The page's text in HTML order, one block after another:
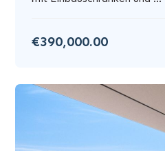
€390,000.00